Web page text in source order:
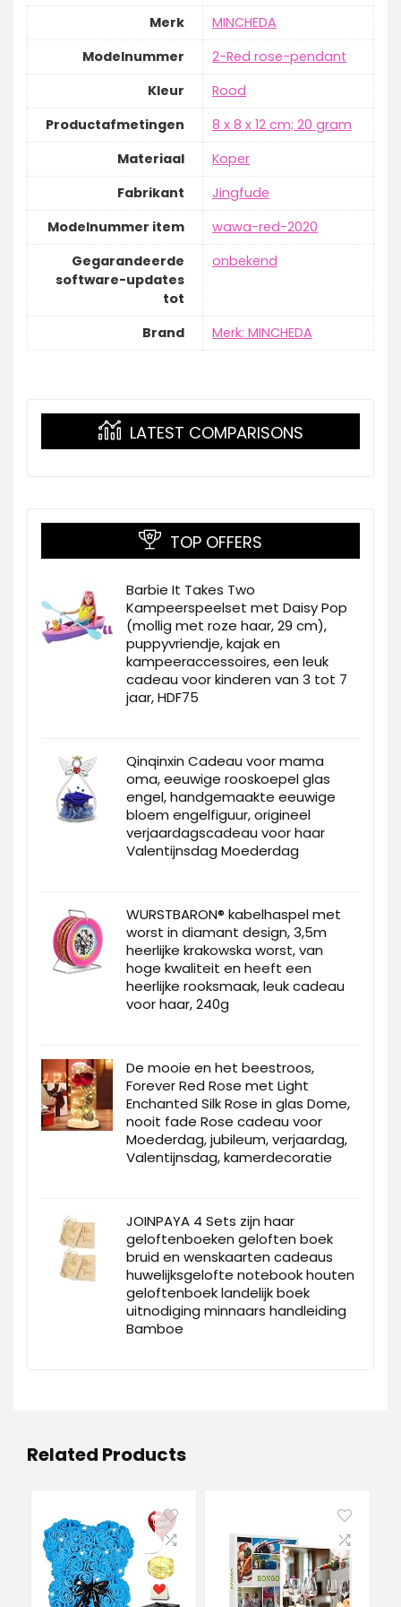
Merk
‎MINCHEDA
Modelnummer
‎2-Red rose-pendant
Kleur
‎Rood
Productafmetingen
‎8 x 8 x 12 cm; 20 gram
Materiaal
‎Koper
Fabrikant
‎Jingfude
Modelnummer item
‎wawa-red-2020
Gegarandeerde
software-updates
tot
‎onbekend
Brand Merk: MINCHEDA
LATEST COMPARISONS
TOP OFFERS
Barbie It Takes Two
Kampeerspeelset met Daisy Pop
(mollig met roze haar, 29 cm),
puppyvriendje, kajak en
kampeeraccessoires, een leuk
cadeau voor kinderen van 3 tot 7
jaar, HDF75
Qinqinxin Cadeau voor mama
oma, eeuwige rooskoepel glas
engel, handgemaakte eeuwige
bloem engelfiguur, origineel
verjaardagscadeau voor haar
Valentijnsdag Moederdag
WURSTBARON® kabelhaspel met
worst in diamant design, 3,5m
heerlijke krakowska worst, van
hoge kwaliteit en heeft een
heerlijke rooksmaak, leuk cadeau
voor haar, 240g
De mooie en het beestroos,
Forever Red Rose met Light
Enchanted Silk Rose in glas Dome,
nooit fade Rose cadeau voor
Moederdag, jubileum, verjaardag,
Valentijnsdag, kamerdecoratie
JOINPAYA 4 Sets zijn haar
geloftenboeken geloften boek
bruid en wenskaarten cadeaus
huwelijksgelofte notebook houten
geloftenboek landelijk boek
uitnodiging minnaars handleiding
Bamboe
Related Products